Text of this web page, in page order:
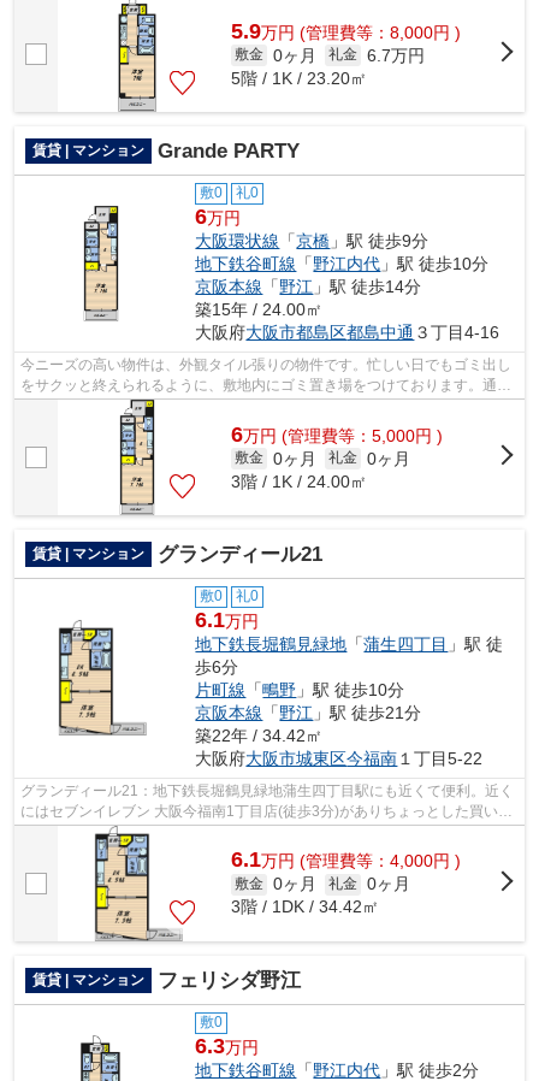
5.9万円 (管理費等：8,000円 )
敷金 0ヶ月 礼金 6.7万円
5階 / 1K / 23.20㎡
賃貸 | マンション Grande PARTY
敷0 礼0
6万円
大阪環状線 「京橋 」駅 徒歩9分
地下鉄谷町線 「野江内代 」駅 徒歩10分
京阪本線 「野江 」駅 徒歩14分
築15年 / 24.00㎡
大阪府大阪市都島区都島中通 ３丁目4-16
今ニーズの高い物件は、外観タイル張りの物件です。忙しい日でもゴミ出し
をサクッと終えられるように、敷地内にゴミ置き場をつけております。通風
システムが整った換気がしやすい物件...
6万円 (管理費等：5,000円 )
敷金 0ヶ月 礼金 0ヶ月
3階 / 1K / 24.00㎡
賃貸 | マンション グランディール21
敷0 礼0
6.1万円
地下鉄長堀鶴見緑地 「蒲生四丁目 」駅 徒
歩6分
片町線 「鴫野 」駅 徒歩10分
京阪本線 「野江 」駅 徒歩21分
築22年 / 34.42㎡
大阪府大阪市城東区今福南 １丁目5-22
グランディール21：地下鉄長堀鶴見緑地蒲生四丁目駅にも近くて便利。近く
にはセブンイレブン 大阪今福南1丁目店(徒歩3分)がありちょっとした買い物
に便利です。こだわりの条件として多...
6.1万円 (管理費等：4,000円 )
敷金 0ヶ月 礼金 0ヶ月
3階 / 1DK / 34.42㎡
賃貸 | マンション フェリシダ野江
敷0
6.3万円
地下鉄谷町線 「野江内代 」駅 徒歩2分